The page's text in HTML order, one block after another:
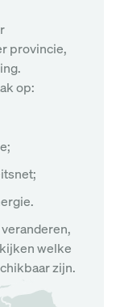
provincie,
op:
welke
zijn.